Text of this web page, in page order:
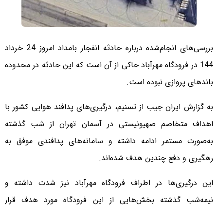
بررسی‌های انجام‌شده درباره حادثه انفجار بامداد امروز 24 خرداد
144 در فرودگاه مهرآباد حاکی از آن است که این حادثه در محدوده
باندهای پروازی نبوده است.
به گزارش ایران جیب از تسنیم، درگیری‌های پدافند هوایی کشور با
اهداف متخاصم صهیونیستی در آسمان تهران از شب گذشته
به‌صورت مستمر ادامه داشته و سامانه‌های پدافندی موفق به
رهگیری و دفع چندین هدف شده‌اند.
این درگیری‌ها در اطراف فرودگاه مهرآباد نیز شدت داشته و
نیمه‌شب گذشته بخش‌هایی از این فرودگاه مورد هدف قرار